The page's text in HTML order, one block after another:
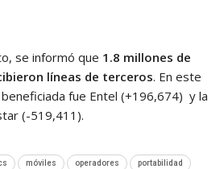
se informó que 1.8 millones de
líneas de terceros. En este
fue Entel (+196,674) y la
(-519,411).
móviles operadores portabilidad